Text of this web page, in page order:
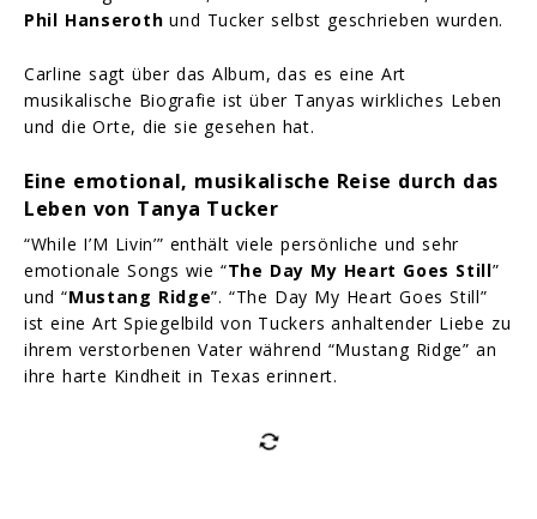
Phil Hanseroth und Tucker selbst geschrieben wurden.
Carline sagt über das Album, das es eine Art
musikalische Biografie ist über Tanyas wirkliches Leben
und die Orte, die sie gesehen hat.
Eine emotional, musikalische Reise durch das
Leben von Tanya Tucker
“While I’M Livin’” enthält viele persönliche und sehr
emotionale Songs wie “The Day My Heart Goes Still”
und “Mustang Ridge”. “The Day My Heart Goes Still”
ist eine Art Spiegelbild von Tuckers anhaltender Liebe zu
ihrem verstorbenen Vater während “Mustang Ridge” an
ihre harte Kindheit in Texas erinnert.